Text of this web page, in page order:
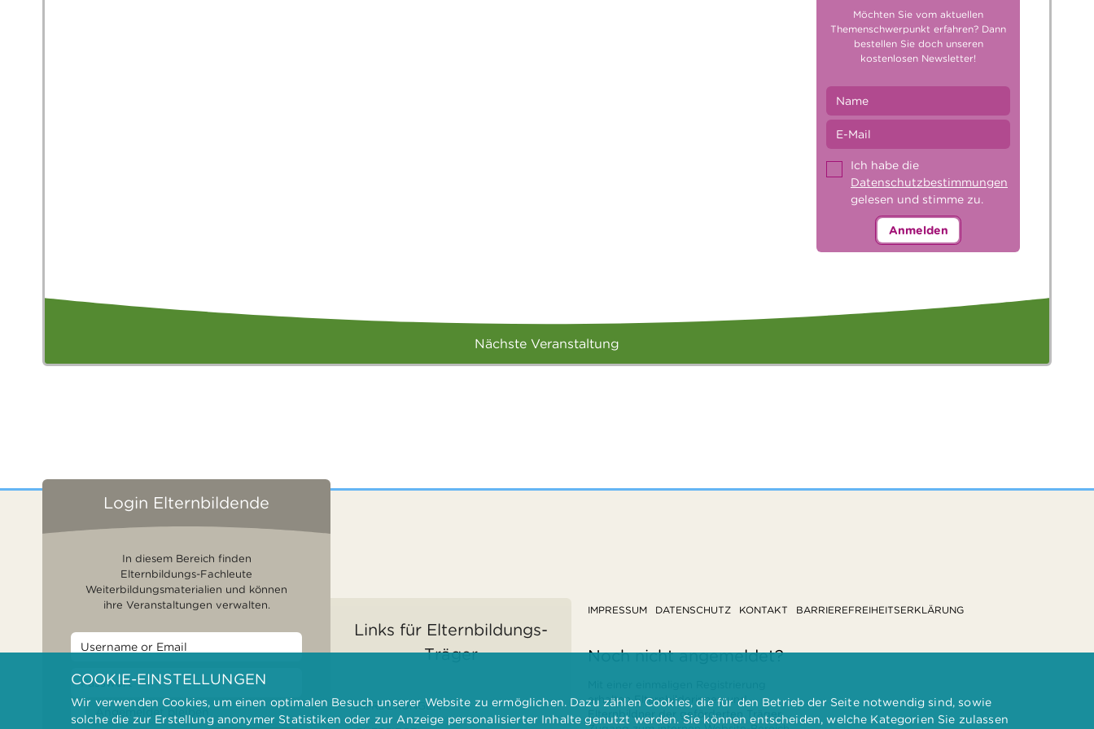
Möchten Sie vom aktuellen
Themenschwerpunkt erfahren? Dann
bestellen Sie doch unseren
kostenlosen Newsletter!
Ich habe die
Datenschutzbestimmungen
gelesen und stimme zu.
Anmelden
Nächste Veranstaltung
Login Elternbildende
In diesem Bereich finden
Elternbildungs-Fachleute
Weiterbildungsmaterialien und können
ihre Veranstaltungen verwalten.
Angemeldet bleiben
Links für Elternbildungs-
Träger
FÖRDERUNGEN
IMPRESSUM DATENSCHUTZ KONTAKT BARRIEREFREIHEITSERKLÄRUNG
Noch nicht angemeldet?
erhalten Elternbilderinnen und
Elternbildner der geförderten Träger
COOKIE-EINSTELLUNGEN
Wir verwenden Cookies, um einen optimalen Besuch unserer Website zu ermöglichen. Dazu zählen Cookies, die für den Betrieb der Seite notwendig sind, sowie
solche die zur Erstellung anonymer Statistiken oder zur Anzeige personalisierter Inhalte genutzt werden. Sie können entscheiden, welche Kategorien Sie zulassen